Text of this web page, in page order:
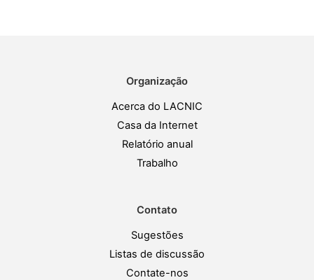
Organização
Acerca do LACNIC
Casa da Internet
Relatório anual
Trabalho
Contato
Sugestões
Listas de discussão
Contate-nos